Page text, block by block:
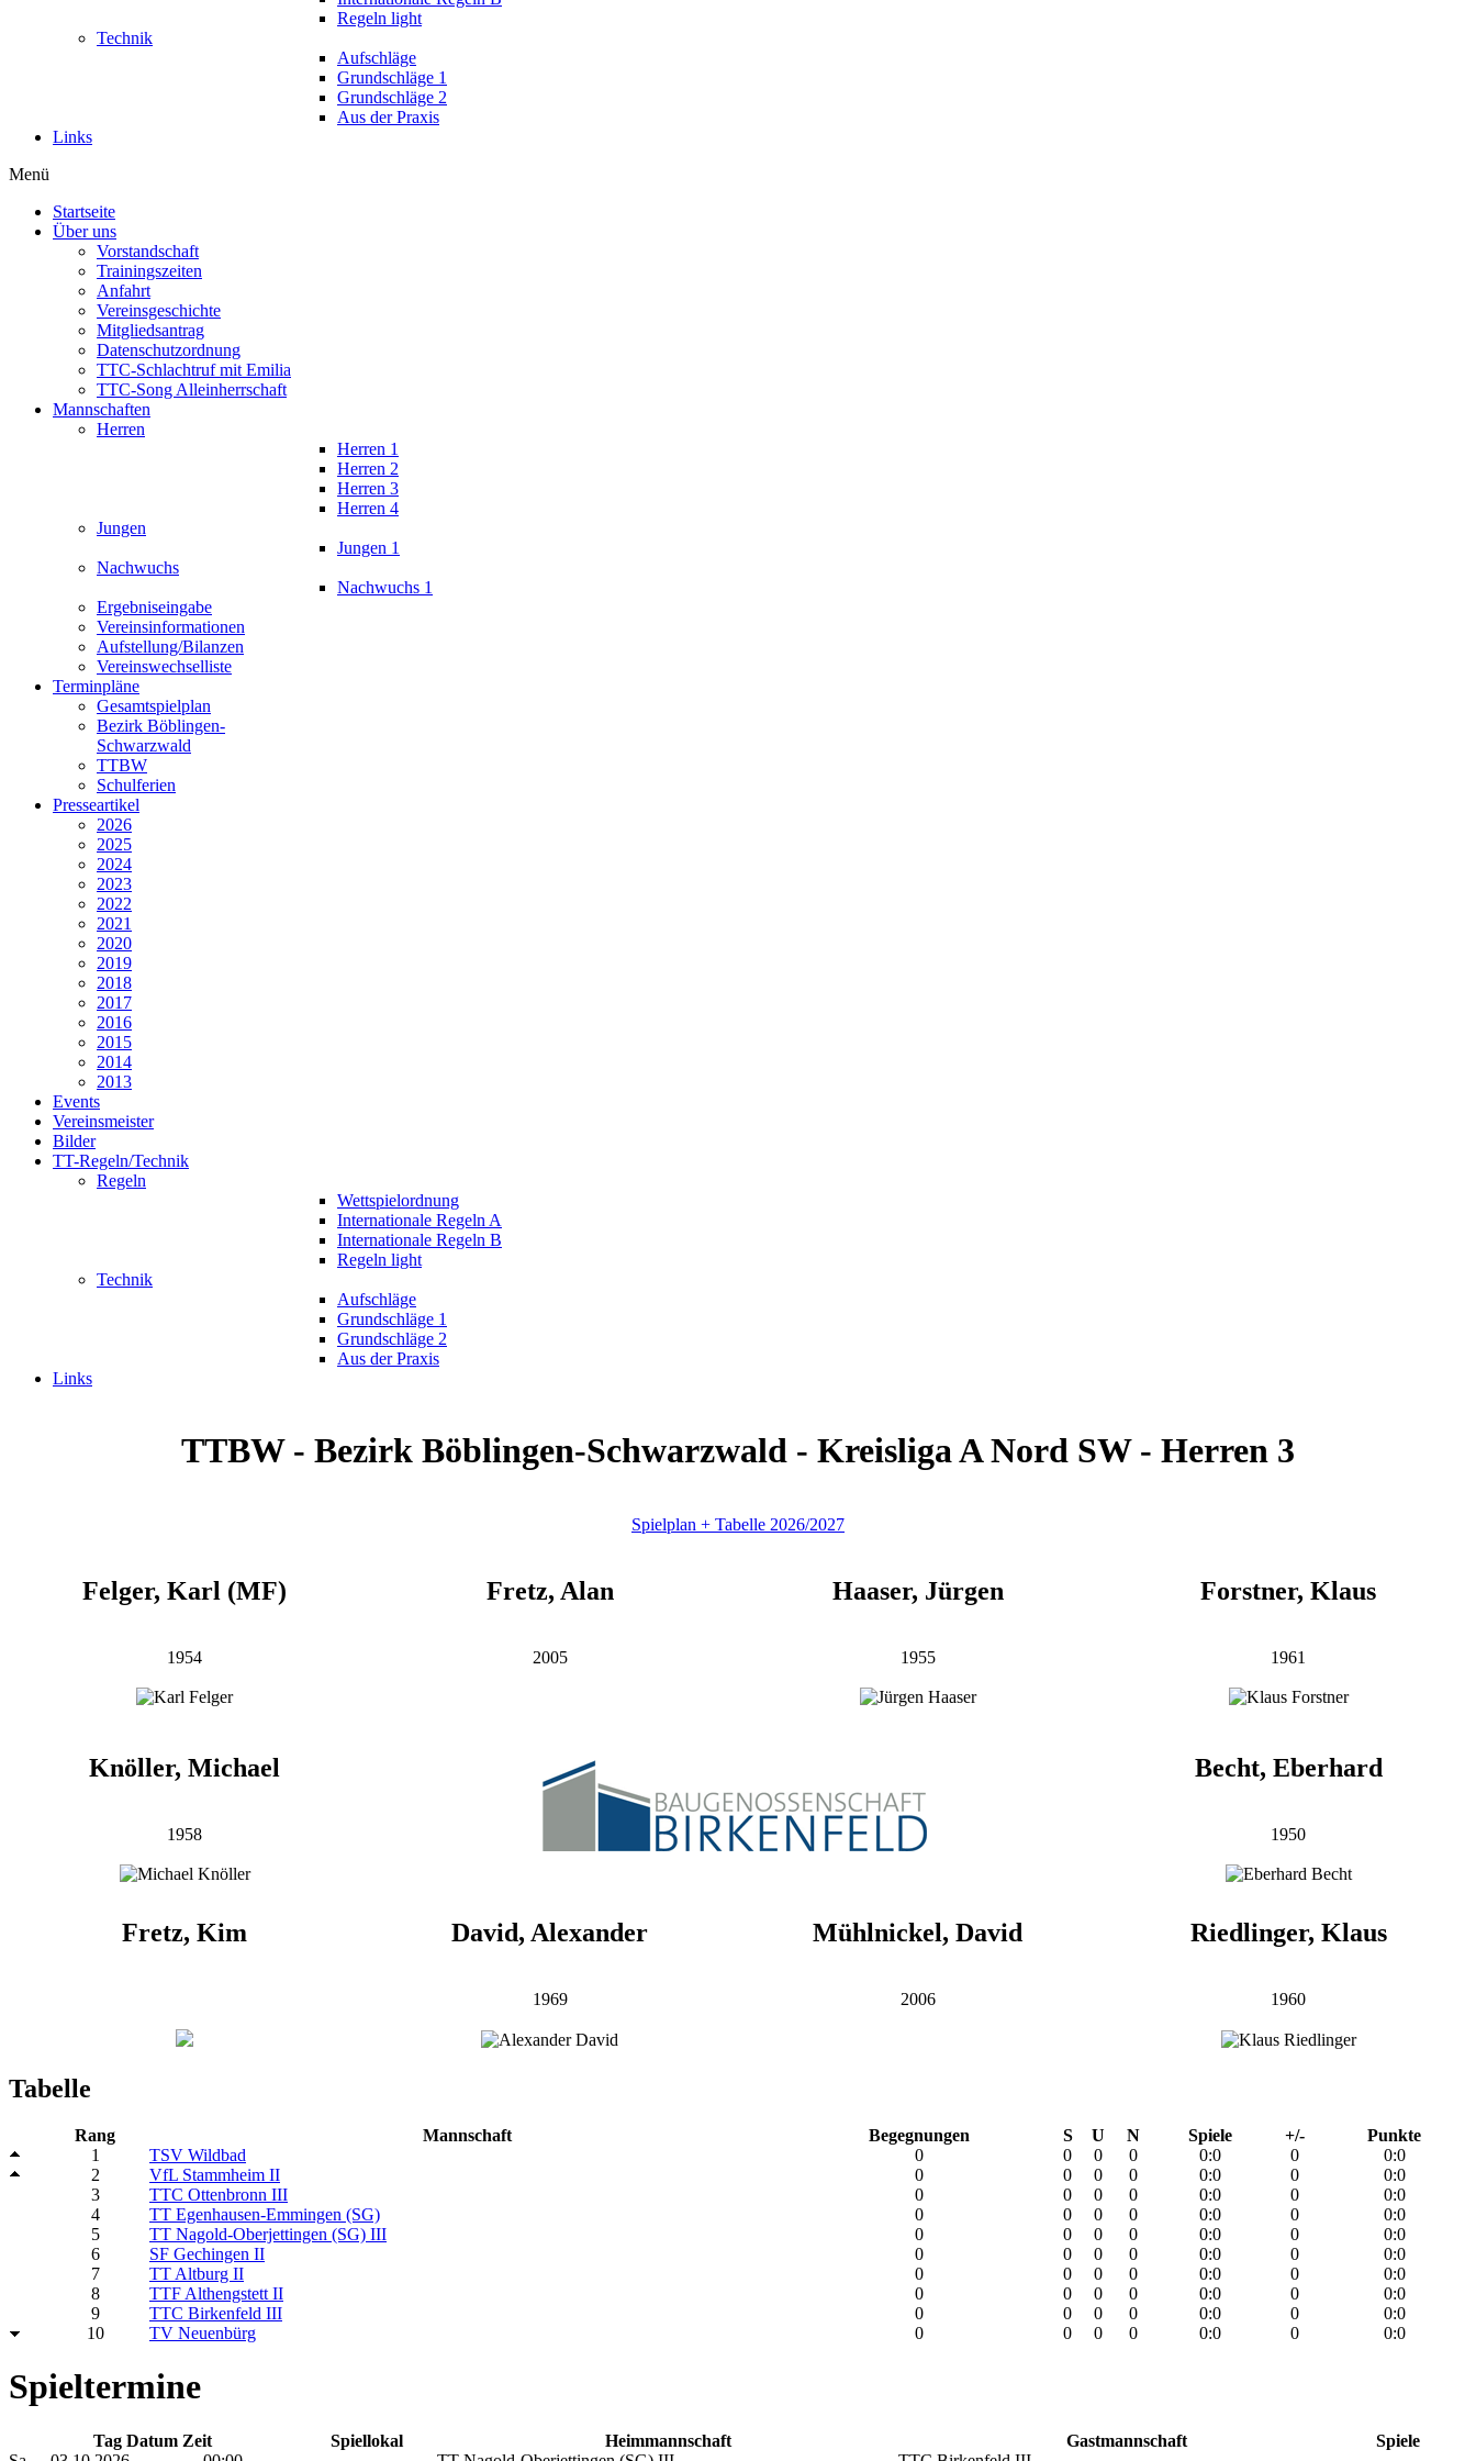
Regeln light
Technik
Aufschläge
Grundschläge 1
Grundschläge 2
Aus der Praxis
Links
Menü
Startseite
Über uns
Vorstandschaft
Trainingszeiten
Anfahrt
Vereinsgeschichte
Mitgliedsantrag
Datenschutzordnung
TTC-Schlachtruf mit Emilia
TTC-Song Alleinherrschaft
Mannschaften
Herren
Herren 1
Herren 2
Herren 3
Herren 4
Jungen
Jungen 1
Nachwuchs
Nachwuchs 1
Ergebniseingabe
Vereinsinformationen
Aufstellung/Bilanzen
Vereinswechselliste
Terminpläne
Gesamtspielplan
Bezirk Böblingen-
Schwarzwald
TTBW
Schulferien
Presseartikel
2026
2025
2024
2023
2022
2021
2020
2019
2018
2017
2016
2015
2014
2013
Events
Vereinsmeister
Bilder
TT-Regeln/Technik
Regeln
Wettspielordnung
Internationale Regeln A
Internationale Regeln B
Regeln light
Technik
Aufschläge
Grundschläge 1
Grundschläge 2
Aus der Praxis
Links
TTBW - Bezirk Böblingen-Schwarzwald - Kreisliga A Nord SW - Herren 3
Spielplan + Tabelle 2026/2027
Felger, Karl (MF) Fretz, Alan Haaser, Jürgen Forstner, Klaus
1954 2005 1955 1961
Knöller, Michael Becht, Eberhard
1958 1950
Fretz, Kim David, Alexander Mühlnickel, David Riedlinger, Klaus
1969 2006 1960
Tabelle
Rang Mannschaft Begegnungen S U N Spiele +/-
Punkte
1
TSV Wildbad 0 0 0 0 0:0 0
0:0
2
VfL Stammheim II 0 0 0 0 0:0 0
0:0
3
TTC Ottenbronn III 0 0 0 0 0:0 0
0:0
4
TT Egenhausen-Emmingen (SG) 0 0 0 0 0:0 0
0:0
5
TT Nagold-Oberjettingen (SG) III 0 0 0 0 0:0 0
0:0
6
SF Gechingen II 0 0 0 0 0:0 0
0:0
7
TT Altburg II 0 0 0 0 0:0 0
0:0
8
TTF Althengstett II 0 0 0 0 0:0 0
0:0
9
TTC Birkenfeld III 0 0 0 0 0:0 0
0:0
10
TV Neuenbürg 0 0 0 0 0:0 0 0:0
Spieltermine
Tag Datum Zeit Spiellokal Heimmannschaft Gastmannschaft
Spiele